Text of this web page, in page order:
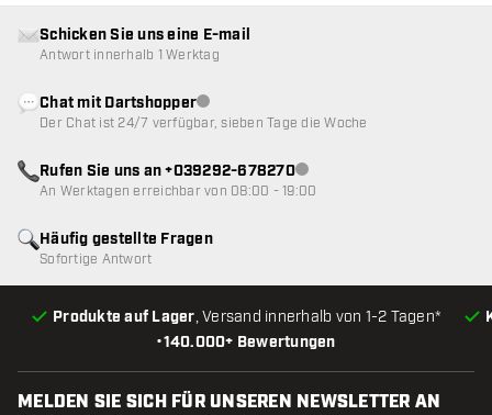
•140.000+ Bewertungen
Produkte auf Lager, Versand innerhalb von 1-2 Tagen*
Häufig gestellte Fragen
Sofortige Antwort
Schicken Sie uns eine E-mail
Antwort innerhalb 1 Werktag
Chat mit DartshopperKundenservice nicht verfügbar
Der Chat ist 24/7 verfügbar, sieben Tage die Woche
Rufen Sie uns an +039292-678270Kundenservice nicht
An Werktagen erreichbar von 08:00 - 19:00
MELDEN SIE SICH FÜR UNSEREN NEWSLETTER AN